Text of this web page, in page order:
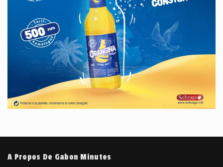
A Propos De Gabon Minutes